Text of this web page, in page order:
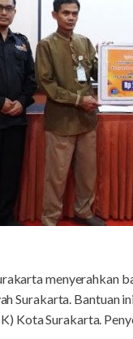
menyerahkan
Surakarta. Bantuan
Kota Surakarta.